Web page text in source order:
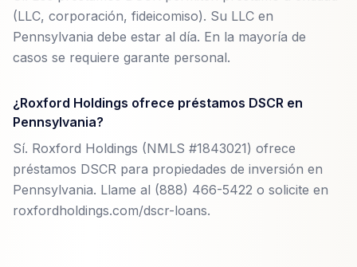
(LLC, corporación, fideicomiso). Su LLC en
Pennsylvania debe estar al día. En la mayoría de
casos se requiere garante personal.
¿Roxford Holdings ofrece préstamos DSCR en
Pennsylvania?
Sí. Roxford Holdings (NMLS #1843021) ofrece
préstamos DSCR para propiedades de inversión en
Pennsylvania. Llame al (888) 466-5422 o solicite en
roxfordholdings.com/dscr-loans.